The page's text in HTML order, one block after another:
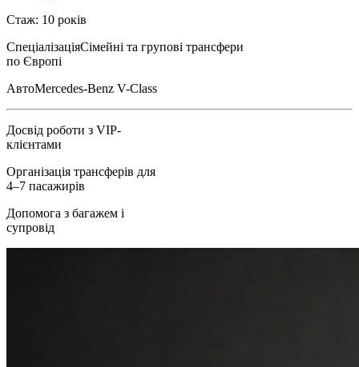
Стаж: 10 років
СпеціалізаціяСімейні та групові трансфери
по Європі
АвтоMercedes-Benz V-Class
Досвід роботи з VIP-
клієнтами
Організація трансферів для
4–7 пасажирів
Допомога з багажем і
супровід